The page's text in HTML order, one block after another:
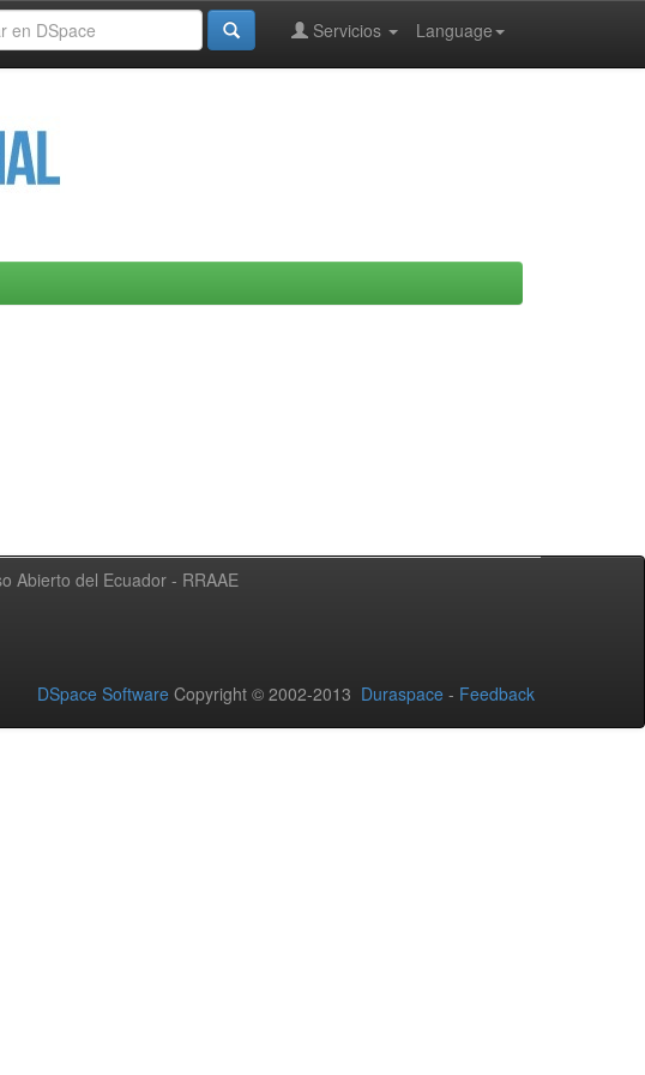
Language
Servicios
Abierto del Ecuador - RRAAE
DSpace Software Copyright © 2002-2013 Duraspace - Feedback